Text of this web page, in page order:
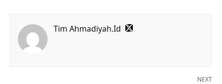
Tim Ahmadiyah.Id
NEXT